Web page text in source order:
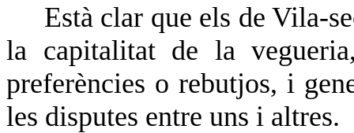
Està clar que els de Vila-
la capitalitat de la
preferències o rebutjos, i
les disputes entre uns i altres.